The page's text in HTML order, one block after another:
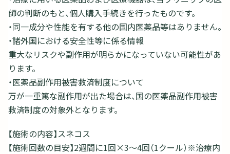
師の判断のもと、個人購入手続きを行ったものです。
・同一成分や性能を有する他の国内医薬品等はありません。
・諸外国における安全性等に係る情報
重大なリスクや副作用が明らかになっていない可能性があ
ります。
・医薬品副作用被害救済制度について
万が一重篤な副作用が出た場合は、国の医薬品副作用被害
救済制度の対象外となります。
【施術の内容】スネコス
【施術回数の目安】2週間に1回×3～4回（1クール）※治療内